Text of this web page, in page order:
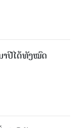
າປີໄດ້ທັງໝົດ